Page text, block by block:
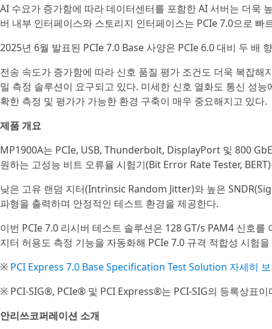
AI 수요가 증가함에 따라 데이터센터를 포함한 AI 서버는 더욱
버 내부 인터페이스와 스토리지 인터페이스는 PCIe 7.0으로 빠
2025년 6월 발표된 PCIe 7.0 Base 사양은 PCIe 6.0 대비 두 배
전송 속도가 증가함에 따라 신호 품질 평가 조건도 더욱 복잡
밀 측정 솔루션이 요구되고 있다. 미세한 신호 열화도 통신 성
확한 측정 및 평가가 가능한 환경 구축이 매우 중요해지고 있다.
제품 개요
MP1900A는 PCIe, USB, Thunderbolt, DisplayPort 및 800
원하는 고성능 비트 오류율 시험기(Bit Error Rate Tester,
낮은 고유 랜덤 지터(Intrinsic Random Jitter)와 높은
파형을 출력하며 안정적인 테스트 환경을 제공한다.
이번 PCIe 7.0 리시버 테스트 솔루션은 128 GT/s PAM4 신호
지터 허용도 측정 기능을 자동화해 PCIe 7.0 규격 적합성 시험
※ PCI Express 7.0 Base Specification Test Solution 자세히
※ PCI-SIG®, PCIe® 및 PCI Express®는 PCI-SIG의 등록상표이
안리쓰코퍼레이션 소개